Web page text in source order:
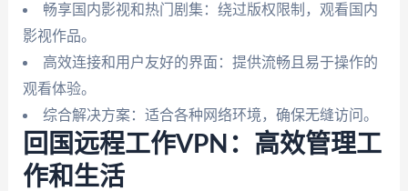
畅享国内影视和热门剧集：绕过版权限制，观看国内
影视作品。
高效连接和用户友好的界面：提供流畅且易于操作的
观看体验。
综合解决方案：适合各种网络环境，确保无缝访问。
回国远程工作VPN：高效管理工
作和生活